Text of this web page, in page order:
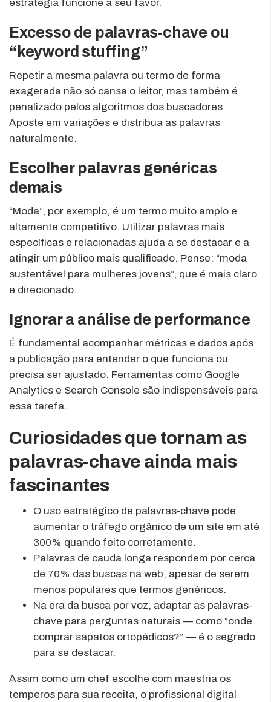
estratégia funcione a seu favor.
Excesso de palavras-chave ou
“keyword stuffing”
Repetir a mesma palavra ou termo de forma
exagerada não só cansa o leitor, mas também é
penalizado pelos algoritmos dos buscadores.
Aposte em variações e distribua as palavras
naturalmente.
Escolher palavras genéricas
demais
“Moda”, por exemplo, é um termo muito amplo e
altamente competitivo. Utilizar palavras mais
específicas e relacionadas ajuda a se destacar e a
atingir um público mais qualificado. Pense: “moda
sustentável para mulheres jovens”, que é mais claro
e direcionado.
Ignorar a análise de performance
É fundamental acompanhar métricas e dados após
a publicação para entender o que funciona ou
precisa ser ajustado. Ferramentas como Google
Analytics e Search Console são indispensáveis para
essa tarefa.
Curiosidades que tornam as
palavras-chave ainda mais
fascinantes
O uso estratégico de palavras-chave pode
aumentar o tráfego orgânico de um site em até
300% quando feito corretamente.
Palavras de cauda longa respondem por cerca
de 70% das buscas na web, apesar de serem
menos populares que termos genéricos.
Na era da busca por voz, adaptar as palavras-
chave para perguntas naturais — como “onde
comprar sapatos ortopédicos?” — é o segredo
para se destacar.
Assim como um chef escolhe com maestria os
temperos para sua receita, o profissional digital